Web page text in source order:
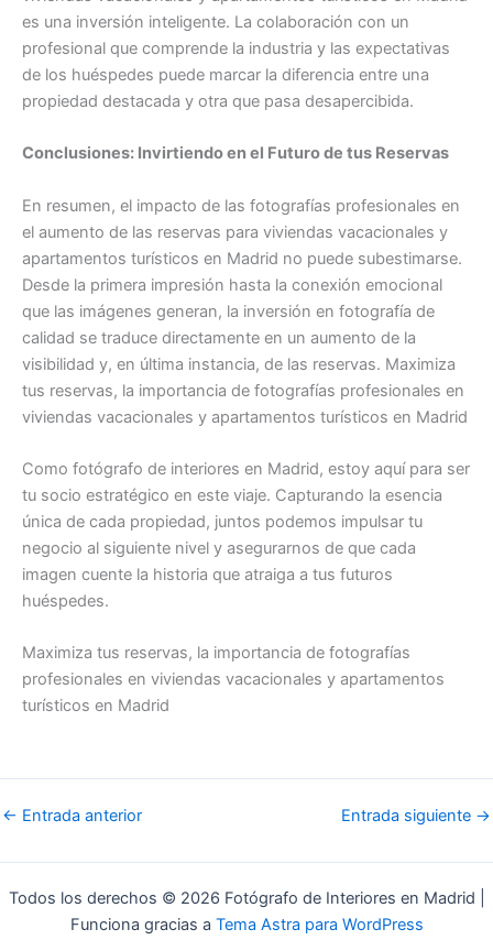
es una inversión inteligente. La colaboración con un
profesional que comprende la industria y las expectativas
de los huéspedes puede marcar la diferencia entre una
propiedad destacada y otra que pasa desapercibida.
Conclusiones: Invirtiendo en el Futuro de tus Reservas
En resumen, el impacto de las fotografías profesionales en
el aumento de las reservas para viviendas vacacionales y
apartamentos turísticos en Madrid no puede subestimarse.
Desde la primera impresión hasta la conexión emocional
que las imágenes generan, la inversión en fotografía de
calidad se traduce directamente en un aumento de la
visibilidad y, en última instancia, de las reservas. Maximiza
tus reservas, la importancia de fotografías profesionales en
viviendas vacacionales y apartamentos turísticos en Madrid
Como fotógrafo de interiores en Madrid, estoy aquí para ser
tu socio estratégico en este viaje. Capturando la esencia
única de cada propiedad, juntos podemos impulsar tu
negocio al siguiente nivel y asegurarnos de que cada
imagen cuente la historia que atraiga a tus futuros
huéspedes.
Maximiza tus reservas, la importancia de fotografías
profesionales en viviendas vacacionales y apartamentos
turísticos en Madrid
← Entrada anterior Entrada siguiente →
Todos los derechos © 2026 Fotógrafo de Interiores en Madrid |
Funciona gracias a Tema Astra para WordPress